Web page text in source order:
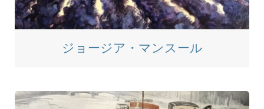
ジョージア・マンスール